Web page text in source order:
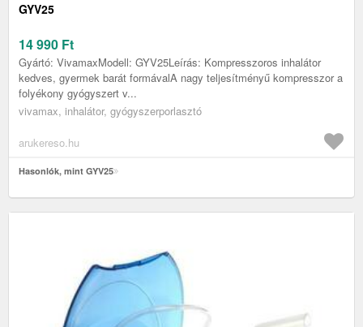
GYV25
14 990 Ft
Gyártó: VivamaxModell: GYV25Leírás: Kompresszoros inhalátor
kedves, gyermek barát formávalA nagy teljesítményű kompresszor a
folyékony gyógyszert v...
vivamax, inhalátor, gyógyszerporlasztó
arukereso.hu
Hasonlók, mint GYV25